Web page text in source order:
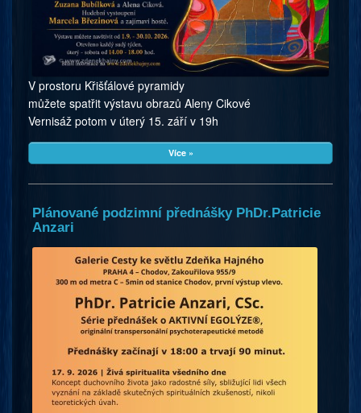
V prostoru Křišťálové pyramidy
můžete spatřit výstavu obrazů Aleny Cikové
Vernisáž potom v úterý 15. září v 19h
Více »
Plánované podzimní přednášky PhDr.Patricie
Anzari